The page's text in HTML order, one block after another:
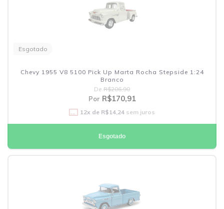
Esgotado
Chevy 1955 V8 5100 Pick Up Marta Rocha Stepside 1:24
Branco
De R$206,90
Por R$170,91
12x de R$14,24 sem juros
Esgotado